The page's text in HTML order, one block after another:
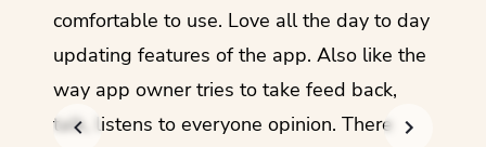
comfortable to use. Love all the day to day
updating features of the app. Also like the
way app owner tries to take feed back,
talk, listens to everyone opinion. There